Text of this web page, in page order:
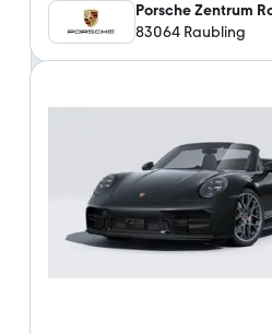
Porsche Zentrum
83064 Raubling